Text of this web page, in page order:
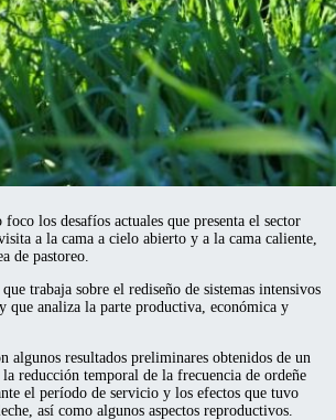
los desafíos actuales que presenta el sector
a la cama a cielo abierto y a la cama caliente,
de pastoreo.
trabaja sobre el rediseño de sistemas intensivos
que analiza la parte productiva, económica y
algunos resultados preliminares obtenidos de un
reducción temporal de la frecuencia de ordeñe
el período de servicio y los efectos que tuvo
así como algunos aspectos reproductivos.